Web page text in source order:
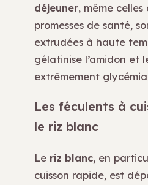
déjeuner, même
promesses de santé,
extrudées à haute
gélatinise l’amidon et
extrêmement
Les féculents à
le riz blanc
Le riz blanc, en
cuisson rapide, est